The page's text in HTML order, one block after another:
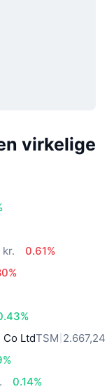
virkelige
0.61%
LtdTSM
0.14%